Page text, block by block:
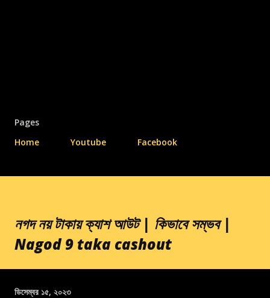
Pages
Home
Youtube Facebook
নগদ নয় টাকায় ক্যাশ আউট | কিভাবে সম্ভব |
Nagod 9 taka cashout
ডিসেম্বর ১৫, ২০২৩